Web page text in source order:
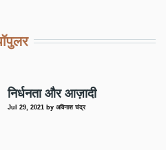
निर्धनता और आज़ादी
Jul 29, 2021 byअविनाश चंद्र